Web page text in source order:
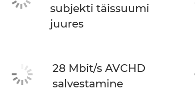
subjekti täissuumi
juures
28 Mbit/s AVCHD
salvestamine